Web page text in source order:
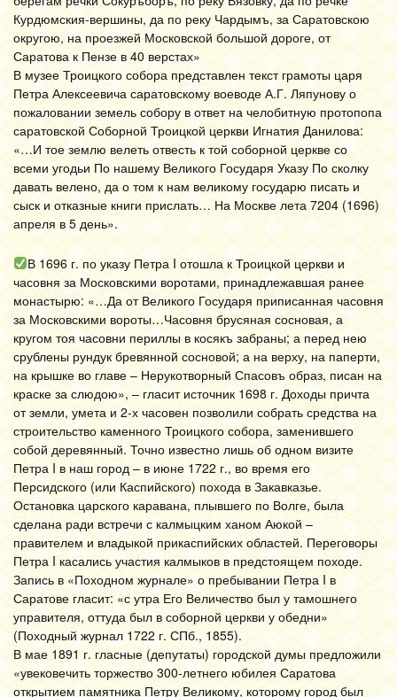
Курдюмския-вершины, да по реку Чардымъ, за Саратовскою
округою, на проезжей Московской большой дороге, от
Саратова к Пензе в 40 верстах»
В музее Троицкого собора представлен текст грамоты царя
Петра Алексеевича саратовскому воеводе А.Г. Ляпунову о
пожаловании земель собору в ответ на челобитную протопопа
саратовской Соборной Троицкой церкви Игнатия Данилова:
«…И тое землю велеть отвесть к той соборной церкве со
всеми угодьи По нашему Великого Государя Указу По сколку
давать велено, да о том к нам великому государю писать и
сыск и отказные книги прислать… На Москве лета 7204 (1696)
апреля в 5 день».
В 1696 г. по указу Петра I отошла к Троицкой церкви и
часовня за Московскими воротами, принадлежавшая ранее
монастырю: «…Да от Великого Государя приписанная часовня
за Московскими вороты…Часовня брусяная сосновая, а
кругом тоя часовни периллы в косякъ забраны; а перед нею
срублены рундук бревянной сосновой; а на верху, на паперти,
на крышке во главе – Нерукотворный Спасовъ образ, писан на
краске за слюдою», – гласит источник 1698 г. Доходы причта
от земли, умета и 2-х часовен позволили собрать средства на
строительство каменного Троицкого собора, заменившего
собой деревянный. Точно известно лишь об одном визите
Петра I в наш город – в июне 1722 г., во время его
Персидского (или Каспийского) похода в Закавказье.
Остановка царского каравана, плывшего по Волге, была
сделана ради встречи с калмыцким ханом Аюкой –
правителем и владыкой прикаспийских областей. Переговоры
Петра I касались участия калмыков в предстоящем походе.
Запись в «Походном журнале» о пребывании Петра I в
Саратове гласит: «с утра Его Величество был у тамошнего
управителя, оттуда был в соборной церкви у обедни»
(Походный журнал 1722 г. СПб., 1855).
В мае 1891 г. гласные (депутаты) городской думы предложили
«увековечить торжество 300-летнего юбилея Саратова
открытием памятника Петру Великому, которому город был